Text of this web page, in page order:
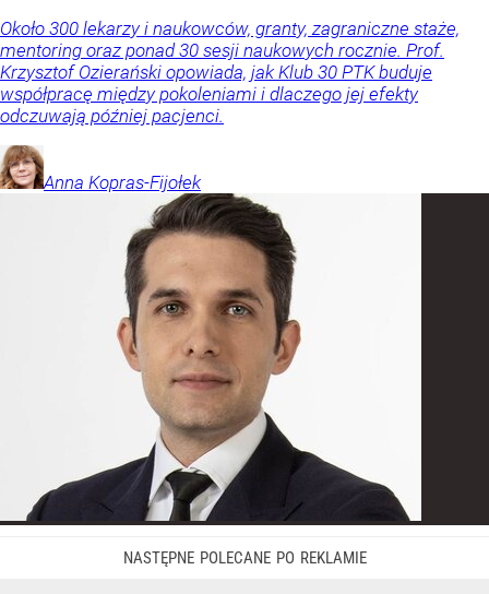
Około 300 lekarzy i naukowców, granty, zagraniczne staże,
mentoring oraz ponad 30 sesji naukowych rocznie. Prof.
Krzysztof Ozierański opowiada, jak Klub 30 PTK buduje
współpracę między pokoleniami i dlaczego jej efekty
odczuwają później pacjenci.
Anna Kopras-Fijołek